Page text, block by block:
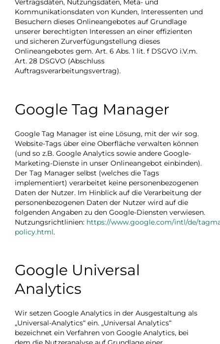
Vertragsdaten, Nutzungsdaten, Meta- und
Kommunikationsdaten von Kunden, Interessenten und
Besuchern dieses Onlineangebotes auf Grundlage
unserer berechtigten Interessen an einer effizienten
und sicheren Zurverfügungstellung dieses
Onlineangebotes gem. Art. 6 Abs. 1 lit. f DSGVO i.V.m.
Art. 28 DSGVO (Abschluss
Auftragsverarbeitungsvertrag).
Google Tag Manager
Google Tag Manager ist eine Lösung, mit der wir sog.
Website-Tags über eine Oberfläche verwalten können
(und so z.B. Google Analytics sowie andere Google-
Marketing-Dienste in unser Onlineangebot einbinden).
Der Tag Manager selbst (welches die Tags
implementiert) verarbeitet keine personenbezogenen
Daten der Nutzer. Im Hinblick auf die Verarbeitung der
personenbezogenen Daten der Nutzer wird auf die
folgenden Angaben zu den Google-Diensten verwiesen.
Nutzungsrichtlinien: https://www.google.com/intl/de/
policy.html.
Google Universal
Analytics
Wir setzen Google Analytics in der Ausgestaltung als
„Universal-Analytics“ ein. „Universal Analytics“
bezeichnet ein Verfahren von Google Analytics, bei